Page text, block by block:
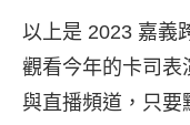
以上是 2023 嘉義
觀看今年的卡司表
與直播頻道，只要